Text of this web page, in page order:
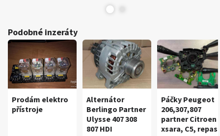
Podobné inzeráty
Prodám elektro
přístroje
Alternátor
Berlingo Partner
Ulysse 407 308
807 HDI
Páčky Peugeot
206,307,807
partner Citroen
xsara, C5, repas